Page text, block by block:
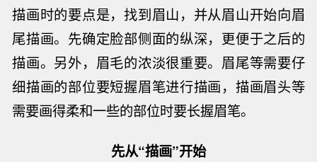
描画时的要点是，找到眉山，并从眉山开始向眉
尾描画。先确定脸部侧面的纵深，更便于之后的
描画。另外，眉毛的浓淡很重要。眉尾等需要仔
细描画的部位要短握眉笔进行描画，描画眉头等
需要画得柔和一些的部位时要长握眉笔。
先从“描画”开始